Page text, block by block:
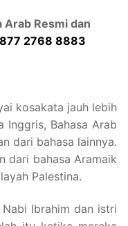
Arab Resmi dan
2768 8883
kosakata jauh lebih
Inggris, Bahasa Arab
dari bahasa lainnya.
dari bahasa Aramaik
Palestina.
Ibrahim dan istri